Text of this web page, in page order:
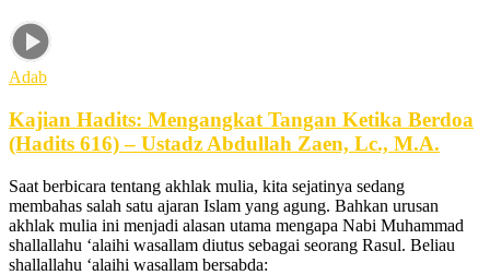
Adab
Kajian Hadits: Mengangkat Tangan Ketika Berdoa
(Hadits 616) – Ustadz Abdullah Zaen, Lc., M.A.
Saat berbicara tentang akhlak mulia, kita sejatinya sedang
membahas salah satu ajaran Islam yang agung. Bahkan urusan
akhlak mulia ini menjadi alasan utama mengapa Nabi Muhammad
shallallahu ‘alaihi wasallam diutus sebagai seorang Rasul. Beliau
shallallahu ‘alaihi wasallam bersabda: